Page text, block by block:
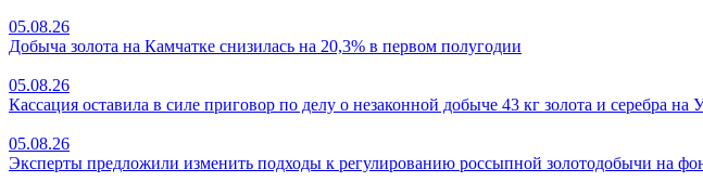
05.08.26
Добыча золота на Камчатке снизилась на 20,3% в первом полугодии
05.08.26
Кассация оставила в силе приговор по делу о незаконной добыче 43 кг золота и серебра на
05.08.26
Эксперты предложили изменить подходы к регулированию россыпной золотодобычи на